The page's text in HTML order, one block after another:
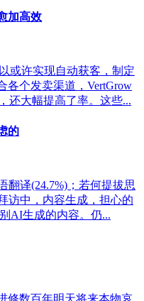
加高效
或许实现自动获客，制定
各个发卖渠道，VertGrow
还大幅提高了率。这些...
的
翻译(24.7%)；若何提拔思
访中，内容生成，担心的
AI生成的内容。仍...